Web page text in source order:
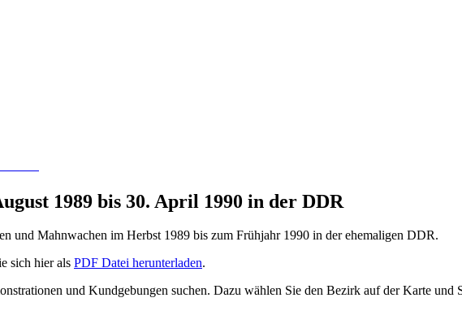
1989 bis 30. April 1990 in der DDR
und Mahnwachen im Herbst 1989 bis zum Frühjahr 1990 in der ehemaligen DDR.
sich hier als PDF Datei herunterladen.
und Kundgebungen suchen. Dazu wählen Sie den Bezirk auf der Karte